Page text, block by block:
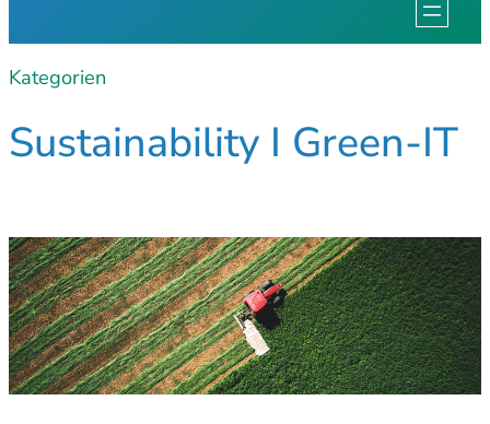
Kategorien
Sustainability I Green-IT